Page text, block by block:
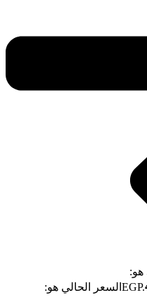
هو:
السعر الحالي هو: